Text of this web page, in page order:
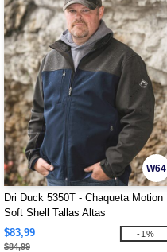
W64
Dri Duck 5350T - Chaqueta Motion
Soft Shell Tallas Altas
$83,99
$84,99
-1%